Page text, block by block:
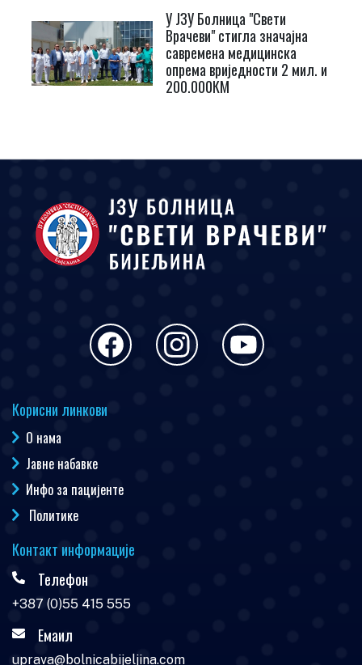
У ЈЗУ Болница "Свети
Врачеви" стигла значајна
савремена медицинска
опрема вриједности 2 мил. и
200.000КМ
Корисни линкови
О нама
Јавне набавке
Инфо за пацијенте
Политике
Контакт информације
Телефон
+387 (0)55 415 555
Емаил
uprava@bolnicabijeljina.com